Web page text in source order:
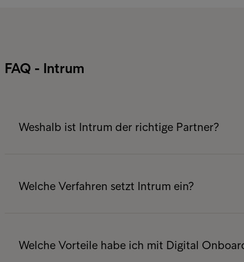
FAQ - Intrum
Weshalb ist Intrum der richtige Partner?
Seit dem Launch konnten für diese Service
werden, wodurch Intrum unbestrittener
Welche Verfahren setzt Intrum ein?
Überprüfung mit Unterstützung unserer
elektronischen Vertragsunterzeichnung
Welche Vorteile habe ich mit Digital